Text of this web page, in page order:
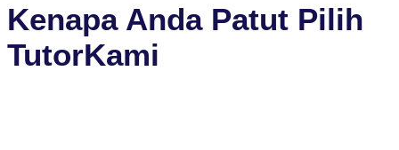
Kenapa Anda Patut Pilih
TutorKami